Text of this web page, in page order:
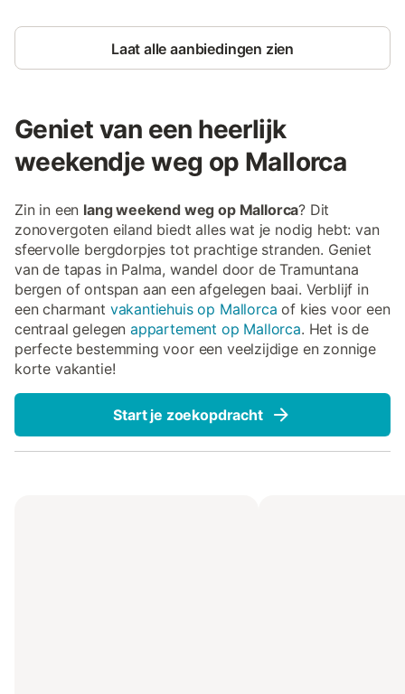
Laat alle aanbiedingen zien
Geniet van een heerlijk
weekendje weg op Mallorca
Zin in een lang weekend weg op Mallorca? Dit
zonovergoten eiland biedt alles wat je nodig hebt: van
sfeervolle bergdorpjes tot prachtige stranden. Geniet
van de tapas in Palma, wandel door de Tramuntana
bergen of ontspan aan een afgelegen baai. Verblijf in
een charmant vakantiehuis op Mallorca of kies voor een
centraal gelegenappartement op Mallorca. Het is de
perfecte bestemming voor een veelzijdige en zonnige
korte vakantie!
Start je zoekopdracht